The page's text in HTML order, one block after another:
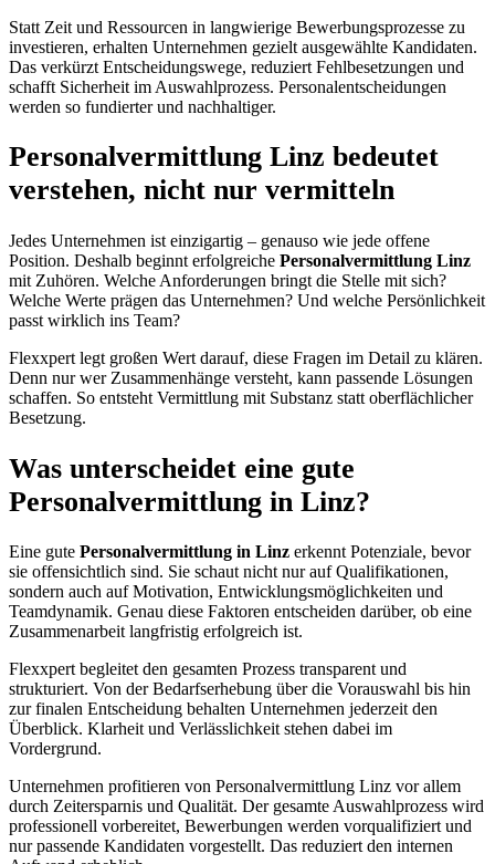
Statt Zeit und Ressourcen in langwierige Bewerbungsprozesse zu
investieren, erhalten Unternehmen gezielt ausgewählte Kandidaten.
Das verkürzt Entscheidungswege, reduziert Fehlbesetzungen und
schafft Sicherheit im Auswahlprozess. Personalentscheidungen
werden so fundierter und nachhaltiger.
Personalvermittlung Linz bedeutet
verstehen, nicht nur vermitteln
Jedes Unternehmen ist einzigartig – genauso wie jede offene
Position. Deshalb beginnt erfolgreiche Personalvermittlung Linz
mit Zuhören. Welche Anforderungen bringt die Stelle mit sich?
Welche Werte prägen das Unternehmen? Und welche Persönlichkeit
passt wirklich ins Team?
Flexxpert legt großen Wert darauf, diese Fragen im Detail zu klären.
Denn nur wer Zusammenhänge versteht, kann passende Lösungen
schaffen. So entsteht Vermittlung mit Substanz statt oberflächlicher
Besetzung.
Was unterscheidet eine gute
Personalvermittlung in Linz?
Eine gute Personalvermittlung in Linz erkennt Potenziale, bevor
sie offensichtlich sind. Sie schaut nicht nur auf Qualifikationen,
sondern auch auf Motivation, Entwicklungsmöglichkeiten und
Teamdynamik. Genau diese Faktoren entscheiden darüber, ob eine
Zusammenarbeit langfristig erfolgreich ist.
Flexxpert begleitet den gesamten Prozess transparent und
strukturiert. Von der Bedarfserhebung über die Vorauswahl bis hin
zur finalen Entscheidung behalten Unternehmen jederzeit den
Überblick. Klarheit und Verlässlichkeit stehen dabei im
Vordergrund.
Unternehmen profitieren von Personalvermittlung Linz vor allem
durch Zeitersparnis und Qualität. Der gesamte Auswahlprozess wird
professionell vorbereitet, Bewerbungen werden vorqualifiziert und
nur passende Kandidaten vorgestellt. Das reduziert den internen